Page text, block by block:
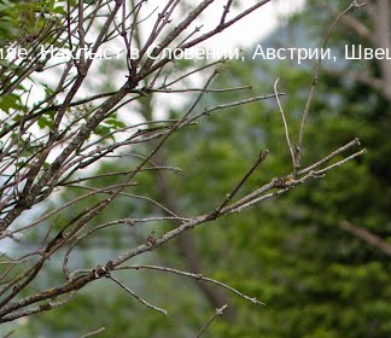
Нахлыст в Словении, Австрии,